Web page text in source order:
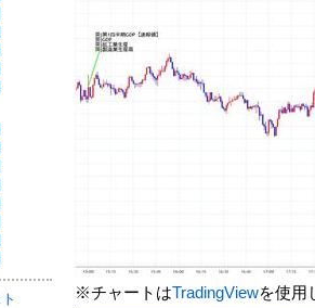
※チャートはTradingViewを使用